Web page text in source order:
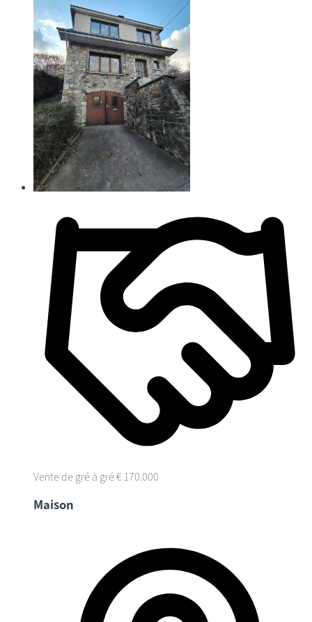
Vente de gré à gré € 170.000
Maison